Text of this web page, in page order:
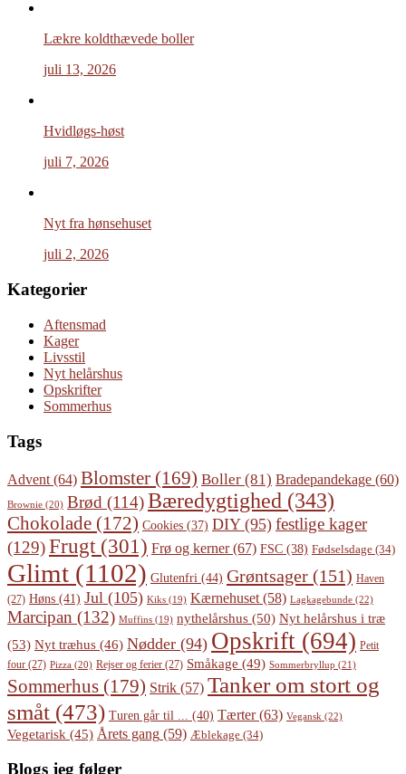
Lækre koldthævede boller
juli 13, 2026
Hvidløgs-høst
juli 7, 2026
Nyt fra hønsehuset
juli 2, 2026
Kategorier
Aftensmad
Kager
Livsstil
Nyt helårshus
Opskrifter
Sommerhus
Tags
Advent (64) Blomster (169) Boller (81) Bradepandekage (60)
Brownie (20) Brød (114)Bæredygtighed (343)
Chokolade (172) Cookies (37) DIY(95) festlige kager
(129)Frugt(301) Frø og kerner(67) FSC (38) Fødselsdage (34)
Glimt (1102) Glutenfri (44) Grøntsager (151) Haven
(27) Høns (41) Jul (105) Kiks (19) Kærnehuset (58) Lagkagebunde (22)
Marcipan (132) Muffins (19) nythelårshus (50) Nyt helårshus i træ
(53) Nyt træhus (46) Nødder (94) Opskrift (694) Petit
four (27) Pizza (20) Rejser og ferier (27) Småkage (49) Sommerbryllup (21)
Sommerhus (179) Strik (57) Tanker om stort og
småt (473) Turen går til ... (40) Tærter(63) Vegansk (22)
Vegetarisk (45) Årets gang (59) Æblekage (34)
Blogs jeg følger